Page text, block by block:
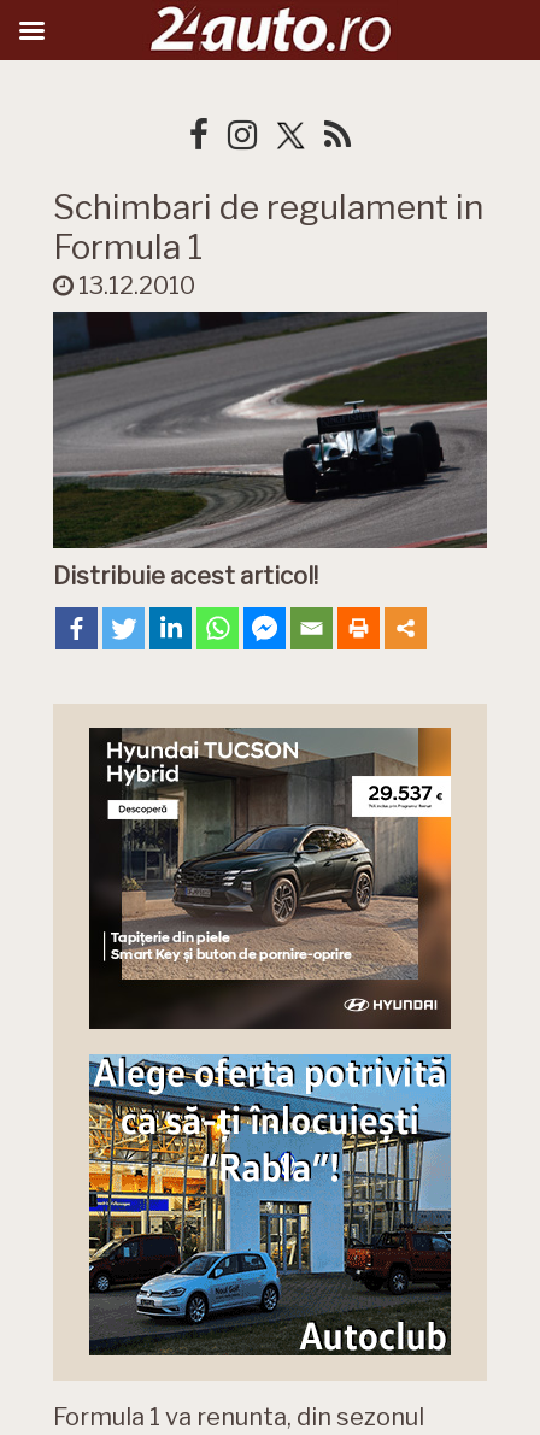
Schimbari de regulament in
Formula 1
13.12.2010
Distribuie acest articol!
Formula 1 va renunta, din sezonul